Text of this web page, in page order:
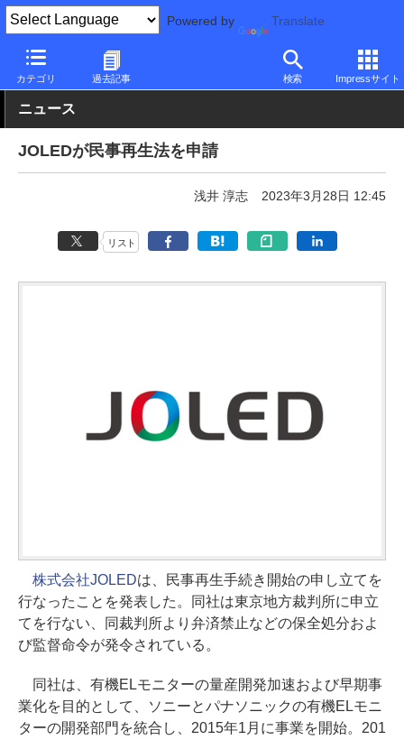
Powered by Translate
カテゴリ 過去記事 検索 Impressサイト
PC Watch 市場 動向
ニュース
JOLEDが民事再生法を申請
浅井 淳志 2023年3月28日 12:45
リスト
株式会社JOLEDは、民事再生手続き開始の申し立てを
行なったことを発表した。同社は東京地方裁判所に申立
てを行ない、同裁判所より弁済禁止などの保全処分およ
び監督命令が発令されている。
同社は、有機ELモニターの量産開発加速および早期事
業化を目的として、ソニーとパナソニックの有機ELモニ
ターの開発部門を統合し、2015年1月に事業を開始。201